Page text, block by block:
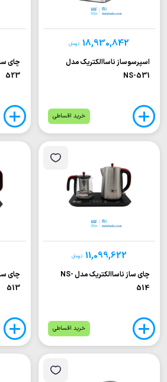
18,930,842 تومان
اسپرسوساز ناساالکتریک مدل
NS-531
خرید اقساطی
523
11,099,622 تومان
چای ساز ناساالکتریک مدل NS-
514
خرید اقساطی
513